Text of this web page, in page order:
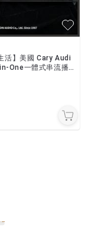
活】美國 Cary Audi
One一體式串流播
台灣公司貨